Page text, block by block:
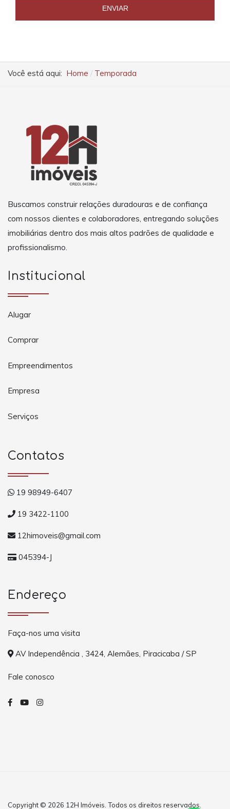
ENVIAR
Você está aqui: Home Temporada
Buscamos construir relações duradouras e de confiança
com nossos clientes e colaboradores, entregando soluções
imobiliárias dentro dos mais altos padrões de qualidade e
profissionalismo.
Institucional
Alugar
Comprar
Empreendimentos
Empresa
Serviços
Contatos
19 98949-6407
19 3422-1100
12himoveis@gmail.com
045394-J
Endereço
Faça-nos uma visita
AV Independência , 3424, Alemães, Piracicaba / SP
Fale conosco
Copyright © 2026 12H Imóveis. Todos os direitos reservados.